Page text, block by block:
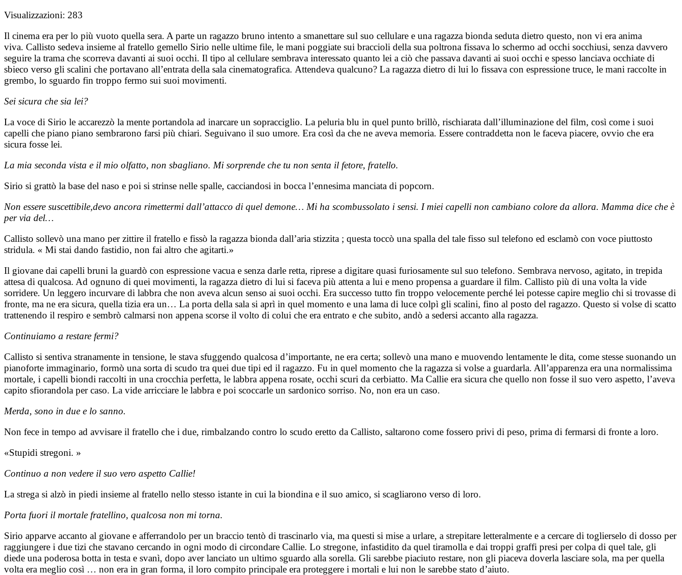
Visualizzazioni: 283
Il cinema era per lo più vuoto quella sera. A parte un ragazzo bruno intento a smanettare sul suo cellulare e una ragazza bionda seduta dietro questo, non vi era anima
viva. Callisto sedeva insieme al fratello gemello Sirio nelle ultime file, le mani poggiate sui braccioli della sua poltrona fissava lo schermo ad occhi socchiusi, senza davvero
seguire la trama che scorreva davanti ai suoi occhi. Il tipo al cellulare sembrava interessato quanto lei a ciò che passava davanti ai suoi occhi e spesso lanciava occhiate di
sbieco verso gli scalini che portavano all’entrata della sala cinematografica. Attendeva qualcuno? La ragazza dietro di lui lo fissava con espressione truce, le mani raccolte in
grembo, lo sguardo fin troppo fermo sui suoi movimenti.
Sei sicura che sia lei?
La voce di Sirio le accarezzò la mente portandola ad inarcare un sopracciglio. La peluria blu in quel punto brillò, rischiarata dall’illuminazione del film, così come i suoi
capelli che piano piano sembrarono farsi più chiari. Seguivano il suo umore. Era così da che ne aveva memoria. Essere contraddetta non le faceva piacere, ovvio che era
sicura fosse lei.
La mia seconda vista e il mio olfatto, non sbagliano. Mi sorprende che tu non senta il fetore, fratello.
Sirio si grattò la base del naso e poi si strinse nelle spalle, cacciandosi in bocca l’ennesima manciata di popcorn.
Non essere suscettibile,devo ancora rimettermi dall’attacco di quel demone… Mi ha scombussolato i sensi. I miei capelli non cambiano colore da allora. Mamma dice che è
per via del…
Callisto sollevò una mano per zittire il fratello e fissò la ragazza bionda dall’aria stizzita ; questa toccò una spalla del tale fisso sul telefono ed esclamò con voce piuttosto
stridula. « Mi stai dando fastidio, non fai altro che agitarti.»
Il giovane dai capelli bruni la guardò con espressione vacua e senza darle retta, riprese a digitare quasi furiosamente sul suo telefono. Sembrava nervoso, agitato, in trepida
attesa di qualcosa. Ad ognuno di quei movimenti, la ragazza dietro di lui si faceva più attenta a lui e meno propensa a guardare il film. Callisto più di una volta la vide
sorridere. Un leggero incurvare di labbra che non aveva alcun senso ai suoi occhi. Era successo tutto fin troppo velocemente perché lei potesse capire meglio chi si trovasse di
fronte, ma ne era sicura, quella tizia era un… La porta della sala si aprì in quel momento e una lama di luce colpì gli scalini, fino al posto del ragazzo. Questo si volse di scatto
trattenendo il respiro e sembrò calmarsi non appena scorse il volto di colui che era entrato e che subito, andò a sedersi accanto alla ragazza.
Continuiamo a restare fermi?
Callisto si sentiva stranamente in tensione, le stava sfuggendo qualcosa d’importante, ne era certa; sollevò una mano e muovendo lentamente le dita, come stesse suonando un
pianoforte immaginario, formò una sorta di scudo tra quei due tipi ed il ragazzo. Fu in quel momento che la ragazza si volse a guardarla. All’apparenza era una normalissima
mortale, i capelli biondi raccolti in una crocchia perfetta, le labbra appena rosate, occhi scuri da cerbiatto. Ma Callie era sicura che quello non fosse il suo vero aspetto, l’aveva
capito sfiorandola per caso. La vide arricciare le labbra e poi scoccarle un sardonico sorriso. No, non era un caso.
Merda, sono in due e lo sanno.
Non fece in tempo ad avvisare il fratello che i due, rimbalzando contro lo scudo eretto da Callisto, saltarono come fossero privi di peso, prima di fermarsi di fronte a loro.
«Stupidi stregoni. »
Continuo a non vedere il suo vero aspetto Callie!
La strega si alzò in piedi insieme al fratello nello stesso istante in cui la biondina e il suo amico, si scagliarono verso di loro.
Porta fuori il mortale fratellino, qualcosa non mi torna.
Sirio apparve accanto al giovane e afferrandolo per un braccio tentò di trascinarlo via, ma questi si mise a urlare, a strepitare letteralmente e a cercare di toglierselo di dosso per
raggiungere i due tizi che stavano cercando in ogni modo di circondare Callie. Lo stregone, infastidito da quel tiramolla e dai troppi graffi presi per colpa di quel tale, gli
diede una poderosa botta in testa e svanì, dopo aver lanciato un ultimo sguardo alla sorella. Gli sarebbe piaciuto restare, non gli piaceva doverla lasciare sola, ma per quella
volta era meglio così … non era in gran forma, il loro compito principale era proteggere i mortali e lui non le sarebbe stato d’aiuto.